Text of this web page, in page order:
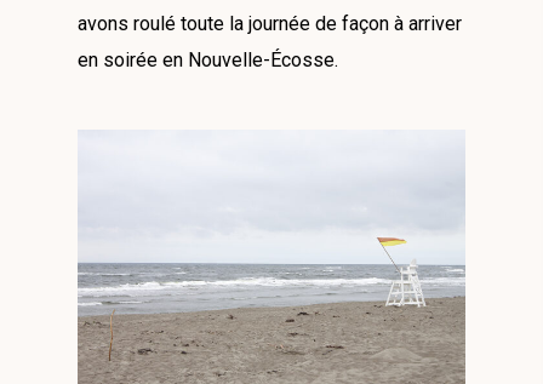
avons roulé toute la journée de façon à arriver
en soirée en Nouvelle-Écosse.